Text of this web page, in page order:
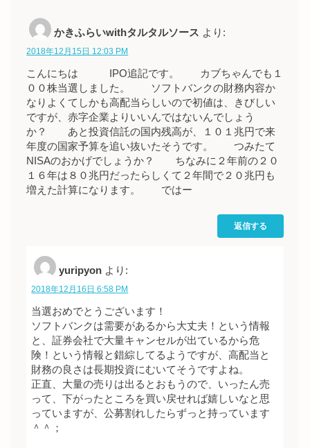
かきふらいwithタルタルソース より:
2018年12月15日 12:03 PM
こんにちは IPO追記です。 カブちゃんでも１
００株当選しました。 ソフトバンクの財務内容か
なりよくてしかも高配当らしいので初値は、きびしい
ですが、赤字企業よりいいんではないんでしょう
か？ あと投資信託の国内残高が、１０１兆円で来
年度の国家予算を追い抜いたそうです。 つみたて
NISAのおかげでしょうか？ ちなみに２年前の２０
１６年は８０兆円だったらしくて２年間で２０兆円も
増えた計算になります。 ではー
返信する
yuripyon より:
2018年12月16日 6:58 PM
当選おめでとうございます！
ソフトバンクは需要があるから大丈夫！という情報
と、証券会社で大量キャンセルが出ているから危
険！という情報と錯綜してるようですが、高配当と
財務の良さは長期投資にむいてそうですよね。
正直、大量の売りは出るとおもうので、いったん売
って、下がったところを買い戻せれば嬉しいなと思
っていますが、公募割れしたらずっと持っています
＾＾；